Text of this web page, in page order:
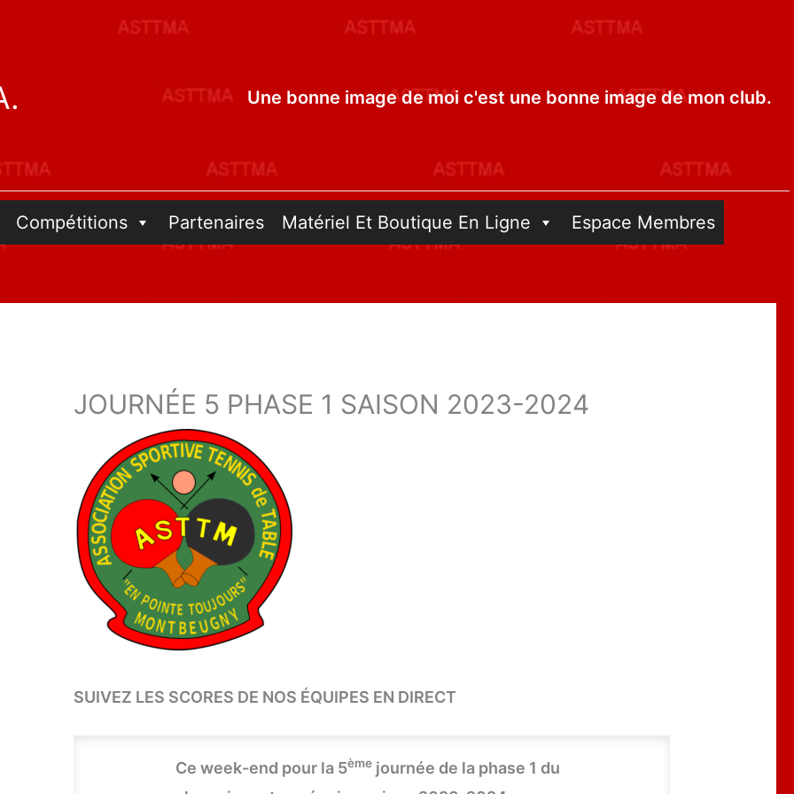
Une bonne image de moi c'est une bonne image de mon club.
Compétitions Partenaires Matériel Et Boutique En Ligne Espace Membres
JOURNÉE 5 PHASE 1 SAISON 2023-2024
SUIVEZ LES SCORES DE NOS ÉQUIPES EN DIRECT
Ce week-end pour la 5ème journée de la phase 1 du